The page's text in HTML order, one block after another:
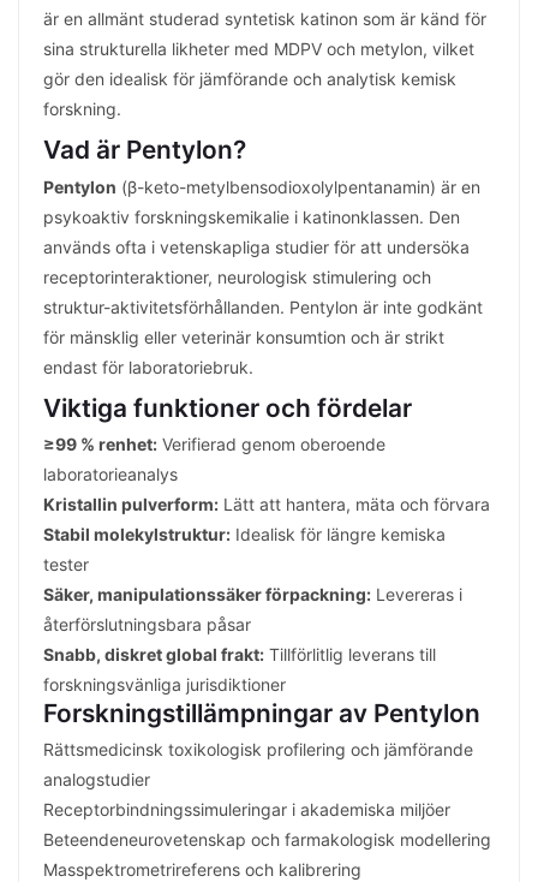
är en allmänt studerad syntetisk katinon som är känd för
sina strukturella likheter med MDPV och metylon, vilket
gör den idealisk för jämförande och analytisk kemisk
forskning.
Vad är Pentylon?
Pentylon (β-keto-metylbensodioxolylpentanamin) är en
psykoaktiv forskningskemikalie i katinonklassen. Den
används ofta i vetenskapliga studier för att undersöka
receptorinteraktioner, neurologisk stimulering och
struktur-aktivitetsförhållanden. Pentylon är inte godkänt
för mänsklig eller veterinär konsumtion och är strikt
endast för laboratoriebruk.
Viktiga funktioner och fördelar
≥99 % renhet: Verifierad genom oberoende
laboratorieanalys
Kristallin pulverform: Lätt att hantera, mäta och förvara
Stabil molekylstruktur: Idealisk för längre kemiska
tester
Säker, manipulationssäker förpackning: Levereras i
återförslutningsbara påsar
Snabb, diskret global frakt: Tillförlitlig leverans till
forskningsvänliga jurisdiktioner
Forskningstillämpningar av Pentylon
Rättsmedicinsk toxikologisk profilering och jämförande
analogstudier
Receptorbindningssimuleringar i akademiska miljöer
Beteendeneurovetenskap och farmakologisk modellering
Masspektrometrireferens och kalibrering